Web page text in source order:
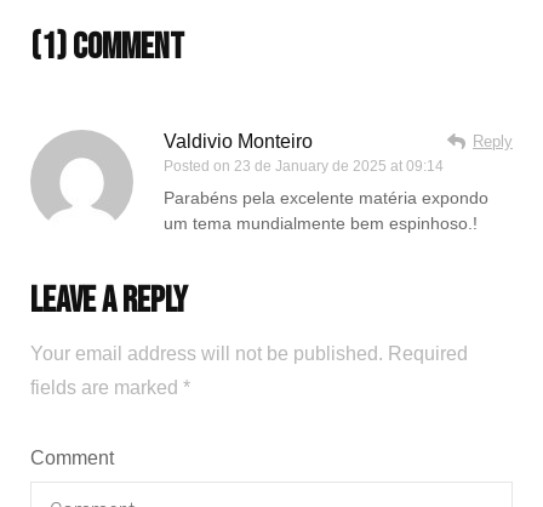
(1) Comment
Valdivio Monteiro
Posted on 23 de January de 2025 at 09:14
Reply
Parabéns pela excelente matéria expondo
um tema mundialmente bem espinhoso.!
Leave a Reply
Your email address will not be published. Required
fields are marked *
Comment